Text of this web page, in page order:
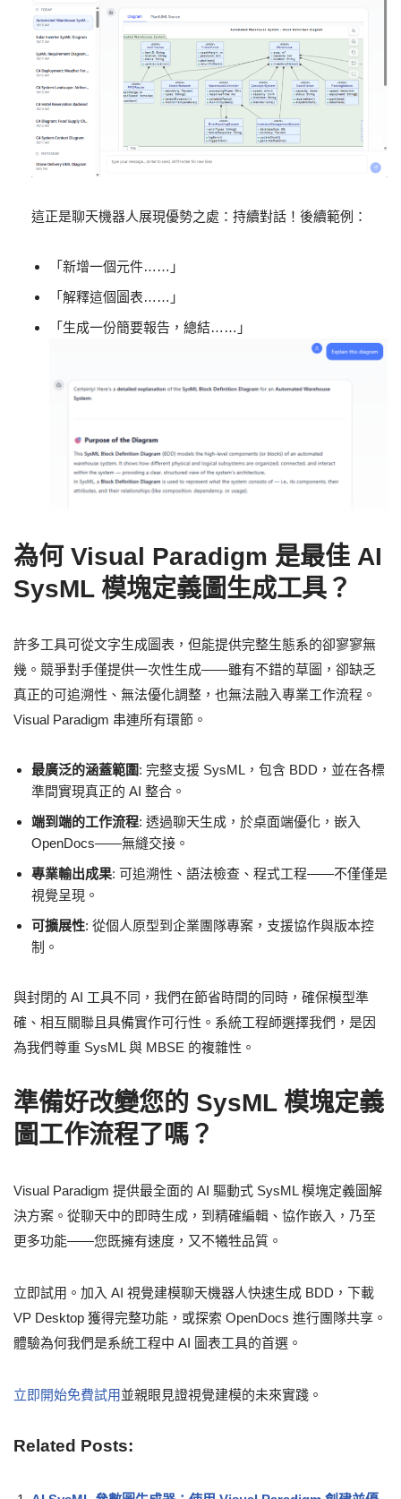
這正是聊天機器人展現優勢之處：持續對話！後續範例：
「新增一個元件……」
「解釋這個圖表……」
「生成一份簡要報告，總結……」
為何 Visual Paradigm 是最佳 AI
SysML 模塊定義圖生成工具？
許多工具可從文字生成圖表，但能提供完整生態系的卻寥寥無
幾。競爭對手僅提供一次性生成——雖有不錯的草圖，卻缺乏
真正的可追溯性、無法優化調整，也無法融入專業工作流程。
Visual Paradigm 串連所有環節。
最廣泛的涵蓋範圍: 完整支援 SysML，包含 BDD，並在各標
準間實現真正的 AI 整合。
端到端的工作流程: 透過聊天生成，於桌面端優化，嵌入
OpenDocs——無縫交接。
專業輸出成果: 可追溯性、語法檢查、程式工程——不僅僅是
視覺呈現。
可擴展性: 從個人原型到企業團隊專案，支援協作與版本控
制。
與封閉的 AI 工具不同，我們在節省時間的同時，確保模型準
確、相互關聯且具備實作可行性。系統工程師選擇我們，是因
為我們尊重 SysML 與 MBSE 的複雜性。
準備好改變您的 SysML 模塊定義
圖工作流程了嗎？
Visual Paradigm 提供最全面的 AI 驅動式 SysML 模塊定義圖解
決方案。從聊天中的即時生成，到精確編輯、協作嵌入，乃至
更多功能——您既擁有速度，又不犧牲品質。
立即試用。加入 AI 視覺建模聊天機器人快速生成 BDD，下載
VP Desktop 獲得完整功能，或探索 OpenDocs 進行團隊共享。
體驗為何我們是系統工程中 AI 圖表工具的首選。
立即開始免費試用並親眼見證視覺建模的未來實踐。
Related Posts: